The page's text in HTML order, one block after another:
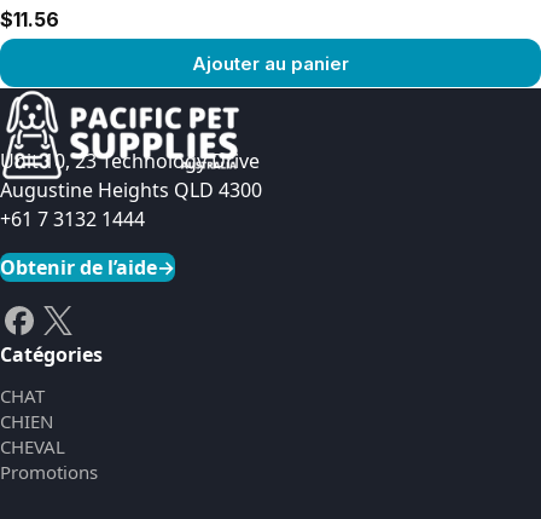
$11.56
Ajouter au panier
Voir le produit
Unit 10, 23 Technology Drive
Augustine Heights QLD 4300
+61 7 3132 1444
Obtenir de l’aide→
Catégories
CHAT
CHIEN
CHEVAL
Promotions